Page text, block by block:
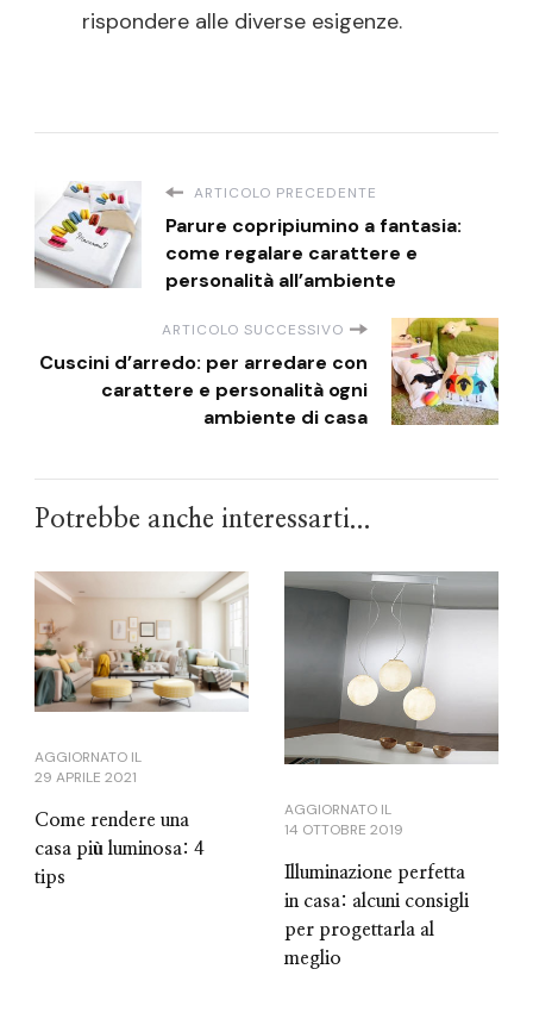
rispondere alle diverse esigenze.
ARTICOLO PRECEDENTE
Parure copripiumino a fantasia:
come regalare carattere e
personalità all’ambiente
ARTICOLO SUCCESSIVO
Cuscini d’arredo: per arredare con
carattere e personalità ogni
ambiente di casa
Potrebbe anche interessarti...
AGGIORNATO IL
29 APRILE 2021
Come rendere una
casa più luminosa: 4
tips
AGGIORNATO IL
14 OTTOBRE 2019
Illuminazione perfetta
in casa: alcuni consigli
per progettarla al
meglio